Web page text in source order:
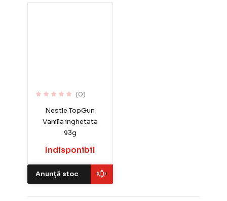
(0)
Nestle TopGun
Vanilla inghetata
93g
Indisponibil
Anunță stoc